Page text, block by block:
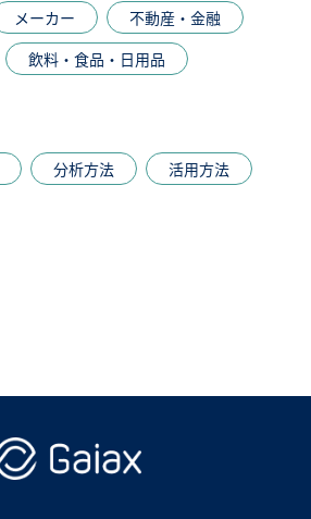
メーカー
不動産・金融
飲料・食品・日用品
分析方法
活用方法